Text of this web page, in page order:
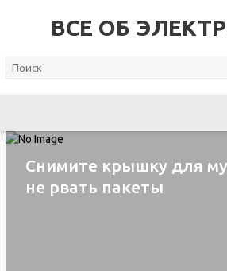
ВСЕ ОБ
Снимите крышку для
не рвать пакеты